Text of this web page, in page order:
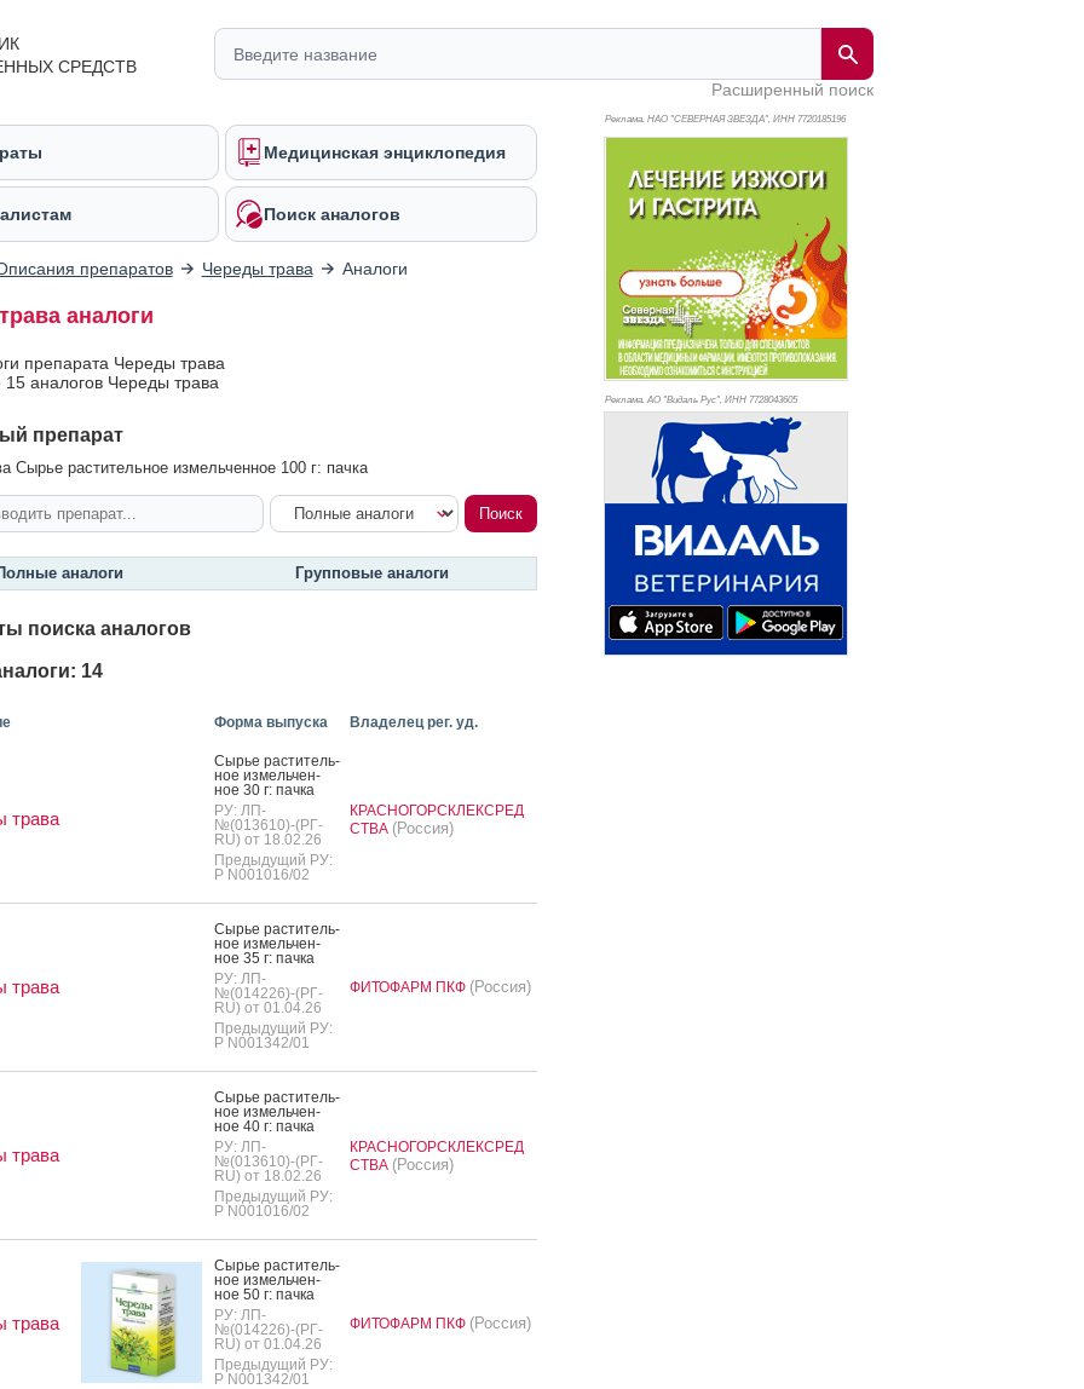
СРЕДСТВ
Расширенный поиск
Медицинская энциклопедия
Поиск аналогов
препаратов Череды трава Аналоги
аналоги
препарата Череды трава
15 аналогов Череды трава
препарат
Сырье растительное измельченное 100 г: пачка
аналоги Групповые аналоги
поиска аналогов
14
Форма выпуска Владелец рег. уд.
трава
Сырье рас­ти­тель­
ное из­мель­чен­
ное 30 г: пач­ка
РУ: ЛП-
№(013610)-(РГ-
RU) от 18.02.26
Предыдущий РУ:
Р N001016/02
КРАСНОГОРСКЛЕКСРЕД
СТВА (Россия)
трава
Сырье рас­ти­тель­
ное из­мель­чен­
ное 35 г: пач­ка
РУ: ЛП-
№(014226)-(РГ-
RU) от 01.04.26
Предыдущий РУ:
Р N001342/01
ФИТОФАРМ ПКФ (Россия)
трава
Сырье рас­ти­тель­
ное из­мель­чен­
ное 40 г: пач­ка
РУ: ЛП-
№(013610)-(РГ-
RU) от 18.02.26
Предыдущий РУ:
Р N001016/02
КРАСНОГОРСКЛЕКСРЕД
СТВА (Россия)
трава
Сырье рас­ти­тель­
ное из­мель­чен­
ное 50 г: пач­ка
РУ: ЛП-
№(014226)-(РГ-
RU) от 01.04.26
Предыдущий РУ:
Р N001342/01
ФИТОФАРМ ПКФ (Россия)
Реклама. НАО "СЕВЕРНАЯ ЗВЕЗДА", ИНН 7720185196
Реклама. АО "Видаль Рус", ИНН 7728043605